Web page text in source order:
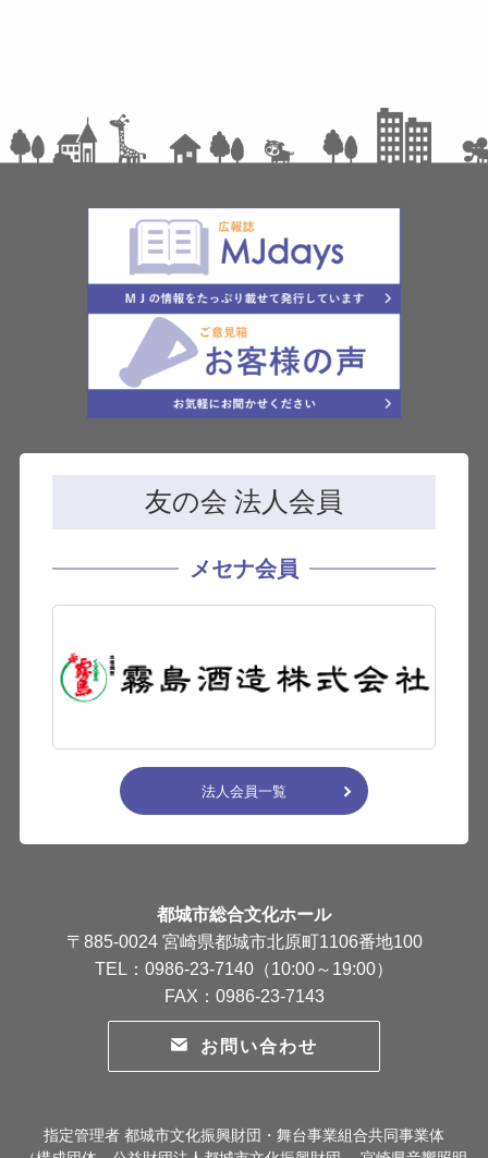
友の会 法人会員
メセナ会員
法人会員一覧
都城市総合文化ホール
〒885-0024 宮崎県都城市北原町1106番地100
TEL：0986-23-7140（10:00～19:00）
FAX：0986-23-7143
お問い合わせ
指定管理者 都城市文化振興財団・舞台事業組合共同事業体